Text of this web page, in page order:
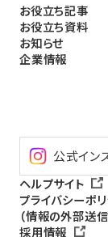
お役立ち記事
お役立ち資料
お知らせ
企業情報
公式イン
ヘルプサイト
プライバシーポ
（情報の外部送
採用情報